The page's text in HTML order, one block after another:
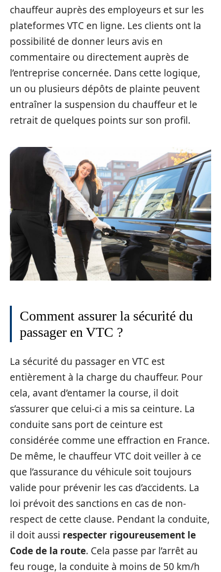
chauffeur auprès des employeurs et sur les
plateformes VTC en ligne. Les clients ont la
possibilité de donner leurs avis en
commentaire ou directement auprès de
l’entreprise concernée. Dans cette logique,
un ou plusieurs dépôts de plainte peuvent
entraîner la suspension du chauffeur et le
retrait de quelques points sur son profil.
Comment assurer la sécurité du
passager en VTC ?
La sécurité du passager en VTC est
entièrement à la charge du chauffeur. Pour
cela, avant d’entamer la course, il doit
s’assurer que celui-ci a mis sa ceinture. La
conduite sans port de ceinture est
considérée comme une effraction en France.
De même, le chauffeur VTC doit veiller à ce
que l’assurance du véhicule soit toujours
valide pour prévenir les cas d’accidents. La
loi prévoit des sanctions en cas de non-
respect de cette clause. Pendant la conduite,
il doit aussi respecter rigoureusement le
Code de la route. Cela passe par l’arrêt au
feu rouge, la conduite à moins de 50 km/h